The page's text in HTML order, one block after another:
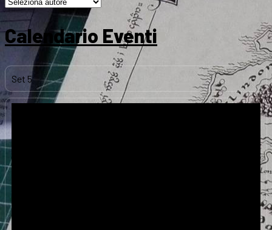
Calendario Eventi
Set 5